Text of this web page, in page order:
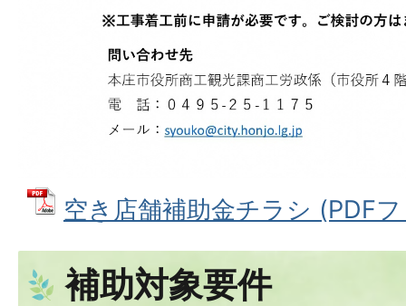
空き店舗補助金チラシ (PDF
補助対象要件